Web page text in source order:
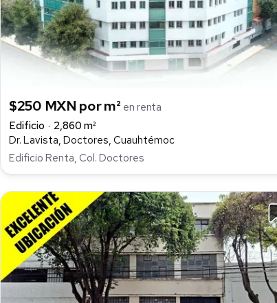
$250 MXN por m² en renta
Edificio
2,860 m²
Dr. Lavista, Doctores, Cuauhtémoc
Edificio Renta, Col. Doctores